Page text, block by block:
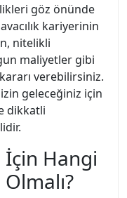
göz önünde
kariyerinin
nitelikli
maliyetler gibi
verebilirsiniz.
geleceğiniz için
dikkatli
İçin Hangi